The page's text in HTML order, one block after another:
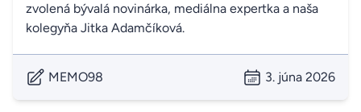
zvolená bývalá novinárka, mediálna expertka a naša
kolegyňa Jitka Adamčíková.
MEMO98 3. júna 2026